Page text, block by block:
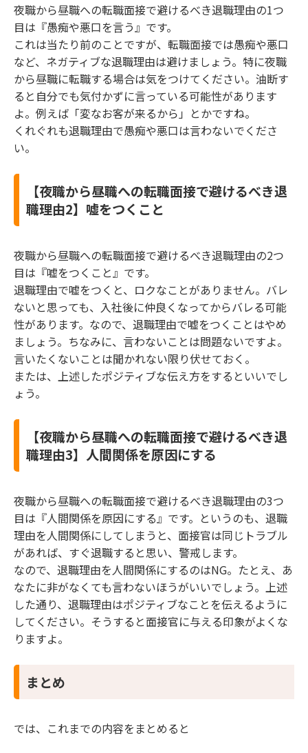
夜職から昼職への転職面接で避けるべき退職理由の1つ
目は『愚痴や悪口を言う』です。
これは当たり前のことですが、転職面接では愚痴や悪口
など、ネガティブな退職理由は避けましょう。特に夜職
から昼職に転職する場合は気をつけてください。油断す
ると自分でも気付かずに言っている可能性があります
よ。例えば「変なお客が来るから」とかですね。
くれぐれも退職理由で愚痴や悪口は言わないでくださ
い。
【夜職から昼職への転職面接で避けるべき退
職理由2】嘘をつくこと
夜職から昼職への転職面接で避けるべき退職理由の2つ
目は『嘘をつくこと』です。
退職理由で嘘をつくと、ロクなことがありません。バレ
ないと思っても、入社後に仲良くなってからバレる可能
性があります。なので、退職理由で嘘をつくことはやめ
ましょう。ちなみに、言わないことは問題ないですよ。
言いたくないことは聞かれない限り伏せておく。
または、上述したポジティブな伝え方をするといいでし
ょう。
【夜職から昼職への転職面接で避けるべき退
職理由3】人間関係を原因にする
夜職から昼職への転職面接で避けるべき退職理由の3つ
目は『人間関係を原因にする』です。というのも、退職
理由を人間関係にしてしまうと、面接官は同じトラブル
があれば、すぐ退職すると思い、警戒します。
なので、退職理由を人間関係にするのはNG。たとえ、あ
なたに非がなくても言わないほうがいいでしょう。上述
した通り、退職理由はポジティブなことを伝えるように
してください。そうすると面接官に与える印象がよくな
りますよ。
まとめ
では、これまでの内容をまとめると